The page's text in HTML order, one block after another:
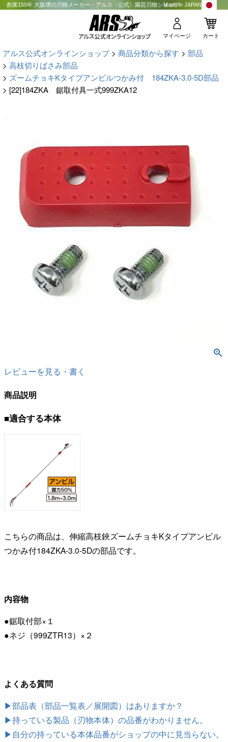
創業150年 大阪堺の刃物メーカー・アルス〈公式〉園芸刃物ショップMade in JAPAN
マイページ カート
アルス公式オンラインショップ 商品分類から探す
部品
高枝切りばさみ部品
ズームチョキKタイプアンビルつかみ付 184ZKA-3.0-5D部品
[22]184ZKA 鋸取付具一式999ZKA12
レビューを見る・書く
商品説明
■適合する本体
こちらの商品は、伸縮高枝鋏ズームチョキKタイプアンビル
つかみ付184ZKA-3.0-5Dの部品です。
内容物
●鋸取付部×１
●ネジ（999ZTR13）×２
よくある質問
▶部品表（部品一覧表／展開図）はありますか？
▶持っている製品（刃物本体）の品番がわかりません。
▶自分の持っている本体品番がショップの中に見当らない。